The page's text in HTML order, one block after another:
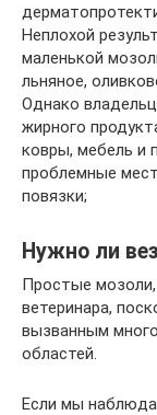
Неплохой
маленькой
льняное,
Однако
жирного
ковры, мебель и
проблемные
повязки;
Нужно ли
Простые
ветеринара,
вызванным
областей.
Если мы